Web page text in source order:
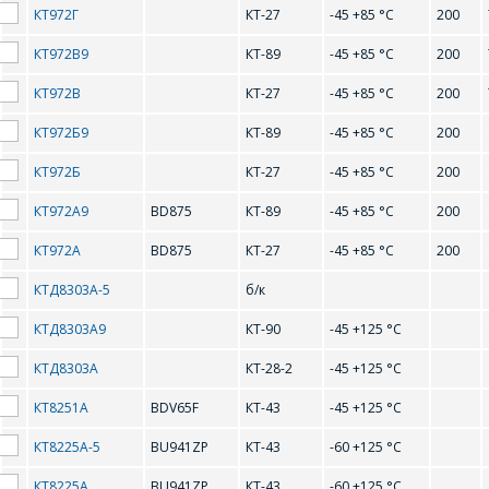
ПРАТАТЫП ТЫП КОРПУСА
2N5401
B
КТ972Г КТ-27 -45 +85 °С 200
КТ972В9 КТ-89 -45 +85 °С 200
КТ972В КТ-27 -45 +85 °С 200
КТ972Б9 КТ-89 -45 +85 °С 200
КТ972Б КТ-27 -45 +85 °С 200
КТ972А9 BD875 КТ-89 -45 +85 °С 200
КТ972А BD875 КТ-27 -45 +85 °С 200
КТД8303А-5 б/к
КТД8303А9 КТ-90 -45 +125 °С
КТД8303А КТ-28-2 -45 +125 °С
КТ8251А BDV65F КТ-43 -45 +125 °С
КТ8225А-5 BU941ZP КТ-43 -60 +125 °С